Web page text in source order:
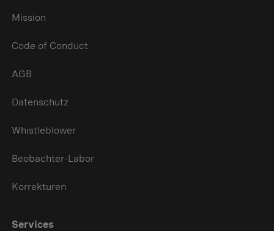
Mission
Code of Conduct
AGB
Datenschutz
Whistleblower
Beobachter-Labor
Korrekturen
Services